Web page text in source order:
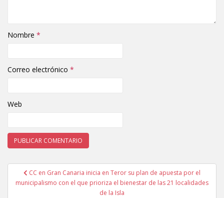
Nombre *
Correo electrónico *
Web
Navegación de entradas
CC en Gran Canaria inicia en Teror su plan de apuesta por el
municipalismo con el que prioriza el bienestar de las 21 localidades
de la Isla